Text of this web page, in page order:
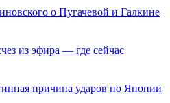
о Пугачевой и Галкине
из эфира — где сейчас
причина ударов по Японии